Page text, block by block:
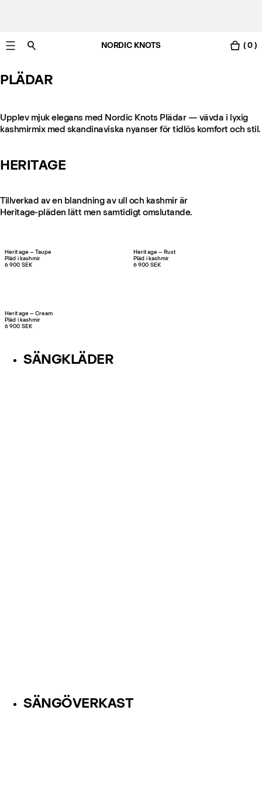
NORDIC KNOTS ( 0 )
PLÄDAR
Upplev mjuk elegans med Nordic Knots Plädar — vävda i lyxig
kashmirmix med skandinaviska nyanser för tidlös komfort och stil.
HERITAGE
Tillverkad av en blandning av ull och kashmir är
Heritage-pläden lätt men samtidigt omslutande.
Heritage – Taupe
Pläd i kashmir
6 900 SEK
Heritage – Rust
Pläd i kashmir
6 900 SEK
Heritage – Cream
Pläd i kashmir
6 900 SEK
SÄNGKLÄDER
SÄNGÖVERKAST